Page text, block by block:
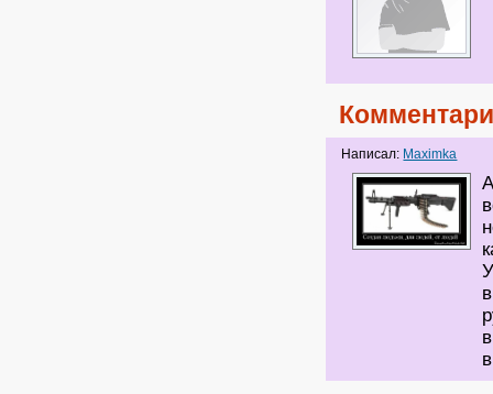
Написал: Maximka